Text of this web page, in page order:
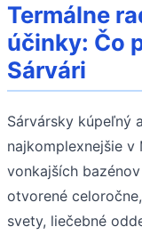
Termálne
účinky: Čo
Sárvári
Sárvársky kúpeľný
najkomplexnejšie v
vonkajších
otvorené
svety, liečebné